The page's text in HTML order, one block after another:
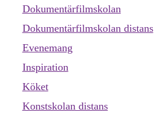
Dokumentärfilmskolan
Dokumentärfilmskolan distans
Evenemang
Inspiration
Köket
Konstskolan distans